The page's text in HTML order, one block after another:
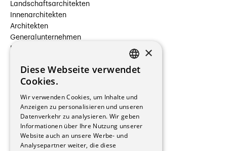
Landschaftsarchitekten
Innenarchitekten
Architekten
Generalunternehmen
Beauftragte Unternehmen
Hersteller/Lieferanten
Bauherrschaften
Immobilienverwaltungsgesellschaften
Stockwerkeigentum
Reportagen
Wohnungen
Renovierungen
Innere Umbauten
FRENCH
×
Diese Webseite verwendet
Cookies.
Wir verwenden Cookies, um Inhalte und
Anzeigen zu personalisieren und unseren
Datenverkehr zu analysieren. Wir geben
Informationen über Ihre Nutzung unserer
Website auch an unsere Werbe- und
Analysepartner weiter, die diese